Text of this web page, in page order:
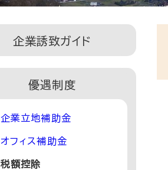
企業誘致ガイド
優遇制度
企業立地補助金
オフィス補助金
税額控除